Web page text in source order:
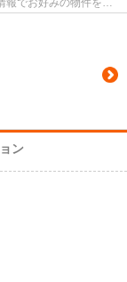
報でお好みの物件を見
ン